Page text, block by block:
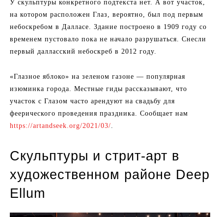
У скульптуры конкретного подтекста нет. А вот участок,
на котором расположен Глаз, вероятно, был под первым
небоскребом в Далласе. Здание построено в 1909 году со
временем пустовало пока не начало разрушаться. Снесли
первый далласский небоскреб в 2012 году.
«Глазное яблоко» на зеленом газоне — популярная
изюминка города. Местные гиды рассказывают, что
участок с Глазом часто арендуют на свадьбу для
феерического проведения праздника. Сообщает нам
https://artandseek.org/2021/03/.
Скульптуры и стрит-арт в
художественном районе Deep
Ellum